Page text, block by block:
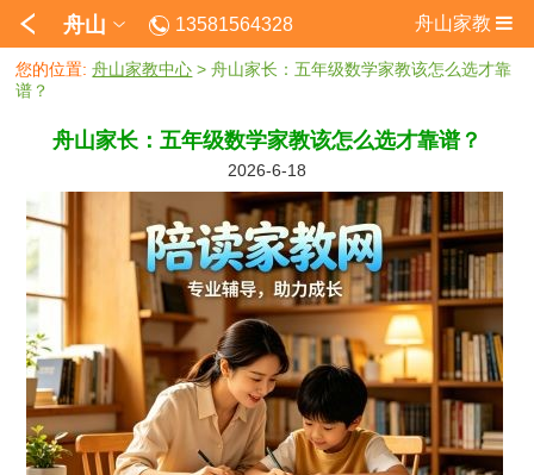
舟山 13581564328 舟山家教
您的位置:舟山家教中心 > 舟山家长：五年级数学家教该怎么选才靠
谱？
舟山家长：五年级数学家教该怎么选才靠谱？
2026-6-18